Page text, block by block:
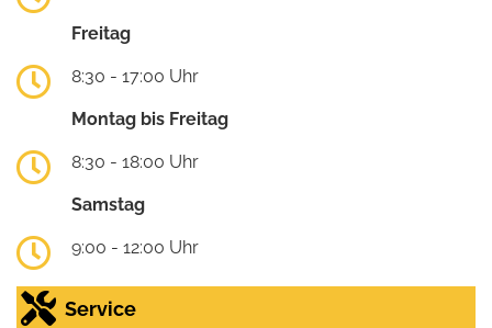
Freitag
8:30 - 17:00 Uhr
Montag bis Freitag
8:30 - 18:00 Uhr
Samstag
9:00 - 12:00 Uhr
Service